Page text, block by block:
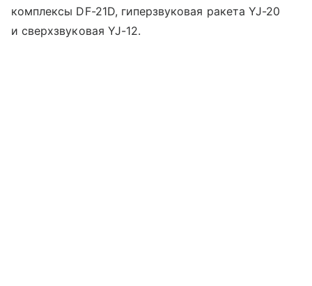
комплексы DF-21D, гиперзвуковая ракета YJ-20
и сверхзвуковая YJ-12.